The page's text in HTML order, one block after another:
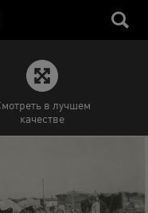
в лучшем
качестве